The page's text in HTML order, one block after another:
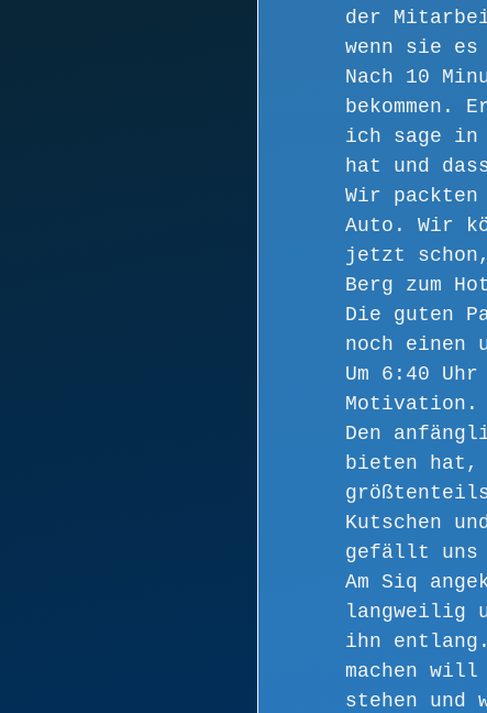
der
wenn sie
Nach 10
ich sage in
hat und
Wir
Auto. Wir
jetzt
Berg zum
Die guten
noch einen
Um 6:40
Motivation.
Den
bieten hat,
größtenteils
Kutschen
gefällt uns
Am Siq
langweilig
ihn
machen
stehen und